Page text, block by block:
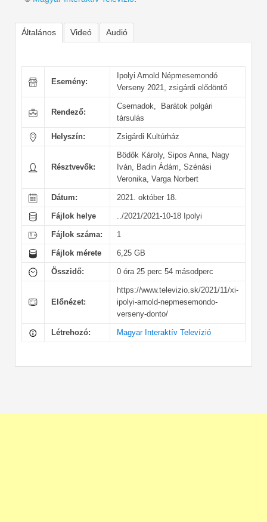
Általános Videó Audió
Esemény:
Ipolyi Arnold Népmesemondó
Verseny 2021, zsigárdi elődöntő
Rendező:
Csemadok, Barátok polgári
társulás
Helyszín: Zsigárdi Kultúrház
Résztvevők:
Bödők Károly, Sipos Anna, Nagy
Iván, Badin Ádám, Szénási
Veronika, Varga Norbert
Dátum: 2021. október 18.
Fájlok helye ../2021/2021-10-18 Ipolyi
Fájlok száma: 1
Fájlok mérete 6,25 GB
Összidő: 0 óra 25 perc 54 másodperc
Előnézet:
https://www.televizio.sk/2021/11/xi-
ipolyi-arnold-nepmesemondo-
verseny-donto/
Létrehozó: Magyar Interaktív Televízió